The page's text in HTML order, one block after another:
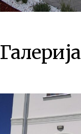
Галерија